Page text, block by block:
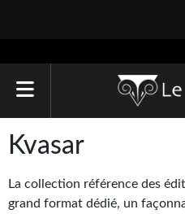
ACCUEIL
Le Bélial'
Kvasar
La collection référence des
grand format dédié, un